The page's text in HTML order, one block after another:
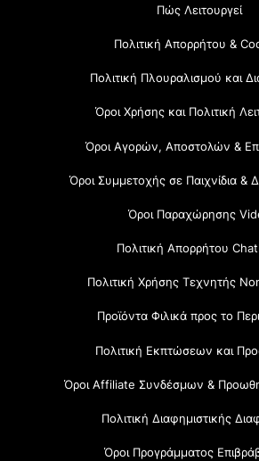
Πώς Λειτουργεί
Πολιτική Απορρήτου &
Πολιτική Πλουραλισμού και
Όροι Χρήσης και Πολιτική
Όροι Αγορών, Αποστολών &
Όροι Συμμετοχής σε Παιχνίδια &
Όροι Παραχώρησης
Πολιτική Απορρήτου
Πολιτική Χρήσης Τεχνητής
Προϊόντα Φιλικά προς το
Πολιτική Εκπτώσεων και
Όροι Affiliate Συνδέσμων &
Πολιτική Διαφημιστικής
Όροι Προγράμματος